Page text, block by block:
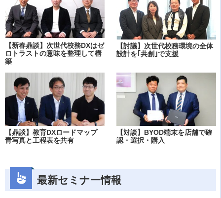
【新春鼎談】次世代校務DXはゼ
ロトラストの意味を整理して構
築
【討議】次世代校務環境の全体
設計を｢共創｣で支援
【鼎談】教育DXロードマップ
青写真と工程表を共有
【対談】BYOD端末を店舗で確
認・選択・購入
最新セミナー情報